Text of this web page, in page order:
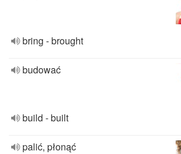
bring - brought
budować
build - built
palić, płonąć